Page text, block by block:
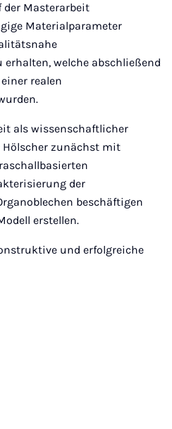
der Masterarbeit
Materialparameter
welche abschließend
realen
als wissenschaftlicher
zunächst mit
der
beschäftigen
erstellen.
und erfolgreiche